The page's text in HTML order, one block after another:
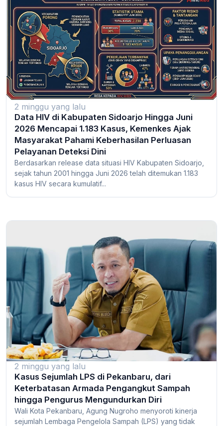
2 minggu yang lalu
Data HIV di Kabupaten Sidoarjo Hingga Juni
2026 Mencapai 1.183 Kasus, Kemenkes Ajak
Masyarakat Pahami Keberhasilan Perluasan
Pelayanan Deteksi Dini
Berdasarkan release data situasi HIV Kabupaten Sidoarjo,
sejak tahun 2001 hingga Juni 2026 telah ditemukan 1.183
kasus HIV secara kumulatif...
2 minggu yang lalu
Kasus Sejumlah LPS di Pekanbaru, dari
Keterbatasan Armada Pengangkut Sampah
hingga Pengurus Mengundurkan Diri
Wali Kota Pekanbaru, Agung Nugroho menyoroti kinerja
sejumlah Lembaga Pengelola Sampah (LPS) yang tidak